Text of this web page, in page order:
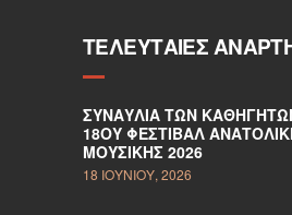
ΤΕΛΕΥΤΑΊΕΣ
ΣΥΝΑΥΛΊΑ ΤΩΝ
18ΟΥ ΦΕΣΤΙΒΆΛ
ΜΟΥΣΙΚΉΣ 2026
18 ΙΟΥΝΊΟΥ, 2026